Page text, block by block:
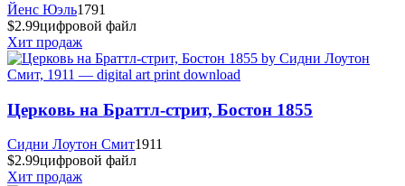
Йенс Юэль1791
$2.99цифровой файл
Хит продаж
Церковь на Браттл-стрит, Бостон 1855
Сидни Лоутон Смит1911
$2.99цифровой файл
Хит продаж